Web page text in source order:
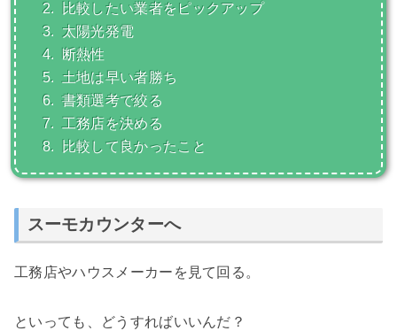
2.
比較したい業者をピックアップ
3. 太陽光発電
4.
断熱性
5.
土地は早い者勝ち
6. 書類選考で絞る
7. 工務店を決める
8.
比較して良かったこと
スーモカウンターへ
工務店やハウスメーカーを見て回る。
といっても、どうすればいいんだ？